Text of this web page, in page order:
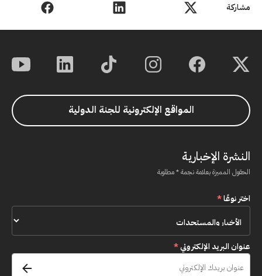
مشاركة
المواقع الإلكترونية للجنة الدولية
النشرة الإخبارية
الحقول المميزة بعلامة نجمة * مطلوبة
اختر نوعًا*
عنوان البريد الإلكتروني*